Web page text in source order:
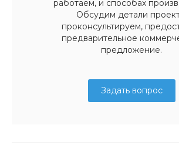
работаем, и способах
Обсудим детали
проконсультируем,
предварительное
предложение.
Задать вопрос